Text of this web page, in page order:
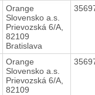
Orange
Slovensko a.s.
Prievozská 6/A,
82109
Bratislava
Orange
Slovensko a.s.
Prievozská 6/A,
82109